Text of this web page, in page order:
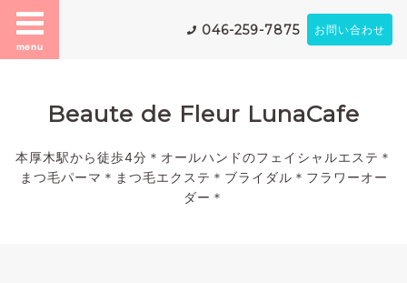
menu
046-259-7875 お問い合わせ
Beaute de Fleur LunaCafe
本厚木駅から徒歩4分＊オールハンドのフェイシャルエステ＊
まつ毛パーマ＊まつ毛エクステ＊ブライダル＊フラワーオー
ダー＊